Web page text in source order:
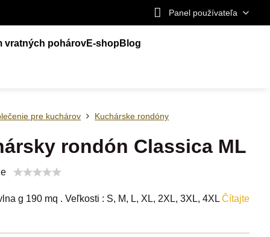
Panel používateľa
vratných pohárovE-shopBlog
pre kuchárov Kuchárske rondóny
rondón Classica ML
g 190 mq . Veľkosti : S, M, L, XL, 2XL, 3XL, 4XLČítajte